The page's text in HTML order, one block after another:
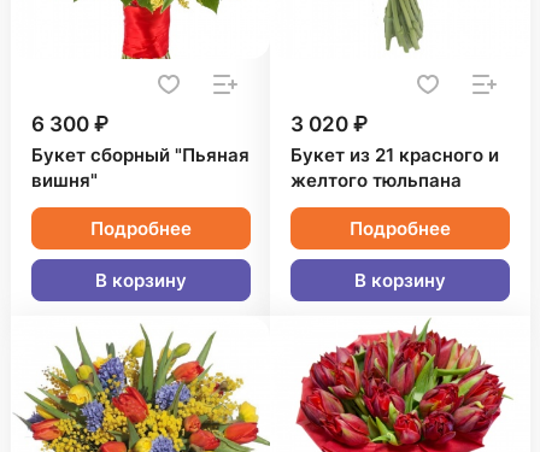
6 300 ₽
Букет сборный "Пьяная
вишня"
Подробнее
В корзину
3 020 ₽
Букет из 21 красного и
желтого тюльпана
Подробнее
В корзину